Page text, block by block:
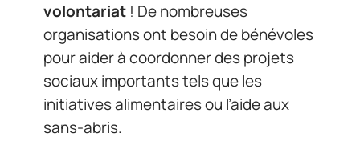
volontariat ! De nombreuses
organisations ont besoin de bénévoles
pour aider à coordonner des projets
sociaux importants tels que les
initiatives alimentaires ou l’aide aux
sans-abris.